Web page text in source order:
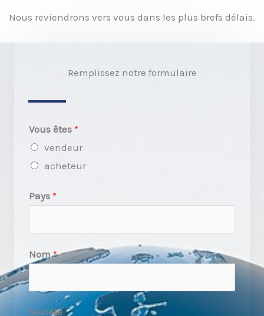
Nous reviendrons vers vous dans les plus brefs délais.
Remplissez notre formulaire
Vous êtes *
vendeur
acheteur
Pays *
Nom*
Société